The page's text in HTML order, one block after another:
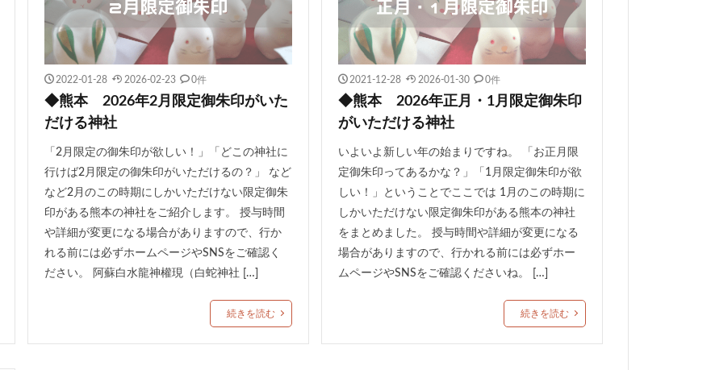
2022-01-28 2026-02-23 0件
◆熊本 2026年2月限定御朱印がいた
だける神社
「2月限定の御朱印が欲しい！」「どこの神社に
行けば2月限定の御朱印がいただけるの？」 など
など2月のこの時期にしかいただけない限定御朱
印がある熊本の神社をご紹介します。 授与時間
や詳細が変更になる場合がありますので、行か
れる前には必ずホームページやSNSをご確認く
ださい。 阿蘇白水龍神權現（白蛇神社 […]
続きを読む
2021-12-28 2026-01-30 0件
◆熊本 2026年正月・1月限定御朱印
がいただける神社
いよいよ新しい年の始まりですね。 「お正月限
定御朱印ってあるかな？」「1月限定御朱印が欲
しい！」ということでここでは 1月のこの時期に
しかいただけない限定御朱印がある熊本の神社
をまとめました。 授与時間や詳細が変更になる
場合がありますので、行かれる前には必ずホー
ムページやSNSをご確認くださいね。 […]
続きを読む